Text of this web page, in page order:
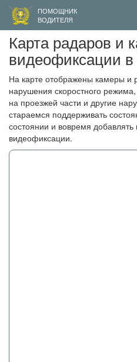
ПОМОЩНИК
ВОДИТЕЛЯ
Карта радаров и
видеофиксации в
На карте отображены камеры
нарушения скоростного
на проезжей части и другие
стараемся поддерживать
состоянии и вовремя
видеофиксации.